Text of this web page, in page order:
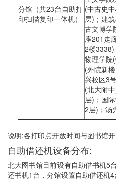
分馆（共23台自助打
印扫描复印一体机）
(中古史
层)；建
古文博学
座201走
2楼3338)
物理学院
(外院新
兴校区3
(北大附
层)；国
2层)；汤
说明:各打印点开放时间与图书馆开
自助借还机设备分布:
北大图书馆目前设有自助借书机5
还书机1台，分馆设置自助借还机4